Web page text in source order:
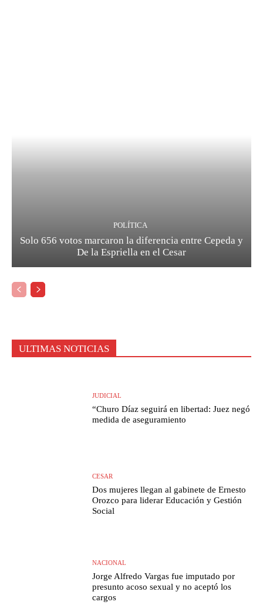
POLÍTICA
Solo 656 votos marcaron la diferencia entre Cepeda y
De la Espriella en el Cesar
ULTIMAS NOTICIAS
JUDICIAL
“Churo Díaz seguirá en libertad: Juez negó
medida de aseguramiento
CESAR
Dos mujeres llegan al gabinete de Ernesto
Orozco para liderar Educación y Gestión
Social
NACIONAL
Jorge Alfredo Vargas fue imputado por
presunto acoso sexual y no aceptó los
cargos